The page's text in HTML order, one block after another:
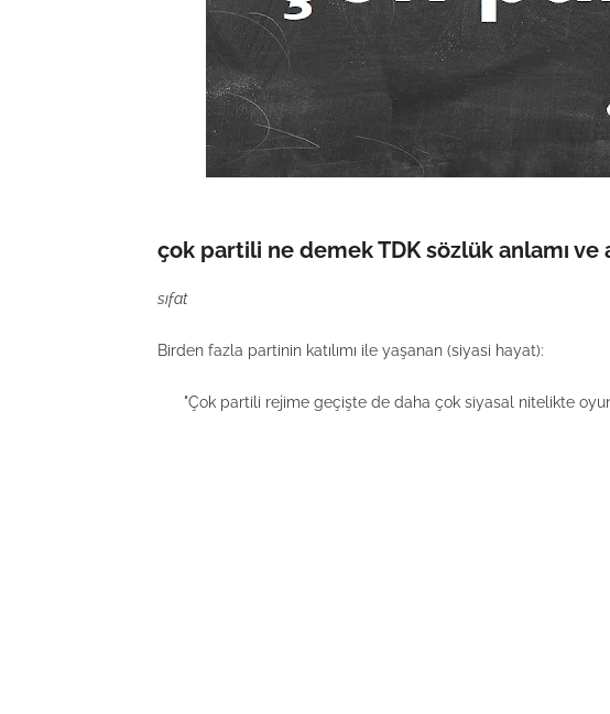
çok partili ne demek TDK sözlük anlamı ve
sıfat
Birden fazla partinin katılımı ile yaşanan (siyasi hayat):
"Çok partili rejime geçişte de daha çok siyasal nitelikte